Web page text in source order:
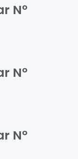
Nº
Nº
Nº